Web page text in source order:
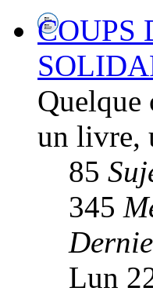
COUPS
Quelque
un livre,
85
345
Lun